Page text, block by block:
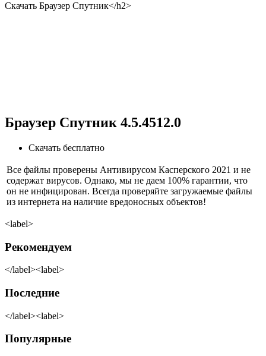
Скачать Браузер Спутник</h2>
Браузер Спутник 4.5.4512.0
Скачать бесплатно
Все файлы проверены Антивирусом Касперского 2021 и не
содержат вирусов. Однако, мы не даем 100% гарантии, что
он не инфицирован. Всегда проверяйте загружаемые файлы
из интернета на наличие вредоносных объектов!
<label>
Рекомендуем
</label><label>
Последние
</label><label>
Популярные